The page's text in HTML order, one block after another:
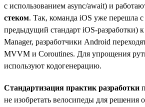
с использованием async/await) и
стеком. Так, команда iOS уже перешла с
предыдущий стандарт iOS-разработки)
Manager, разработчики Android
MVVM и Coroutines. Для упрощения
используют кодогенерацию.
Стандартизация практик разработки
не изобретать велосипеды для решения